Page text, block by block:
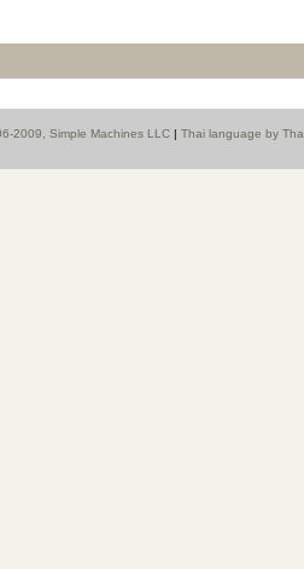
2009, Simple Machines LLC | Thai language by